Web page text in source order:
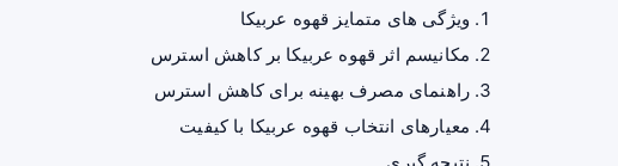
ویژگی‌ های متمایز قهوه عربیکا
مکانیسم اثر قهوه عربیکا بر کاهش استرس
راهنمای مصرف بهینه برای کاهش استرس
معیارهای انتخاب قهوه عربیکا با کیفیت